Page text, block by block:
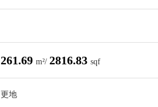
261.69 m²/ 2816.83 sqf
更地